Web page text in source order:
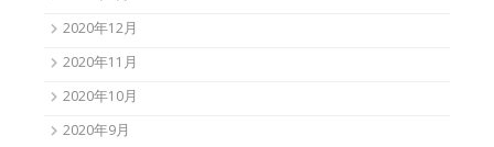
2020年12月
2020年11月
2020年10月
2020年9月